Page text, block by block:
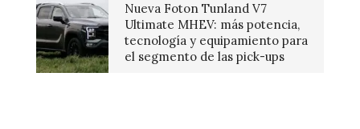
Nueva Foton Tunland V7
Ultimate MHEV: más potencia,
tecnología y equipamiento para
el segmento de las pick-ups